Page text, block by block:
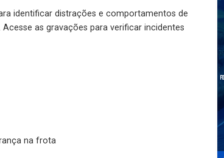
identificar distrações e comportamentos de
as gravações para verificar incidentes
na frota